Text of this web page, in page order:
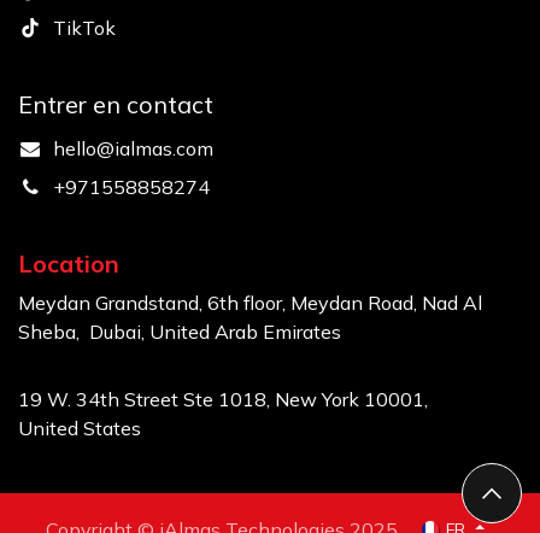
TikTok
Entrer en contact
hello@ialmas.com
+971558858274
Location
Meydan Grandstand, 6th floor, Meydan Road, Nad Al
Sheba, Dubai, United Arab Emirates
19 W. 34th Street Ste 1018, New York 10001,
United States